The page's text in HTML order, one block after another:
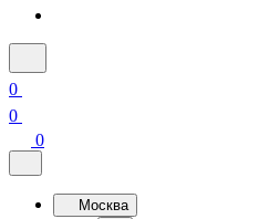
0
0
0
Москва